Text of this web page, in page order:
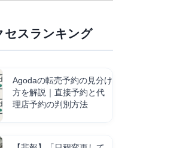
セスランキング
Agodaの転売予約の見分け
方を解説｜直接予約と代
理店予約の判別方法